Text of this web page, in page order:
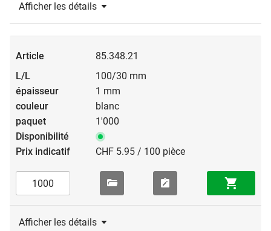
Afficher les détails
85.348.21
100/30 mm
1 mm
blanc
1'000
CHF 5.95 / 100 pièce
Afficher les détails